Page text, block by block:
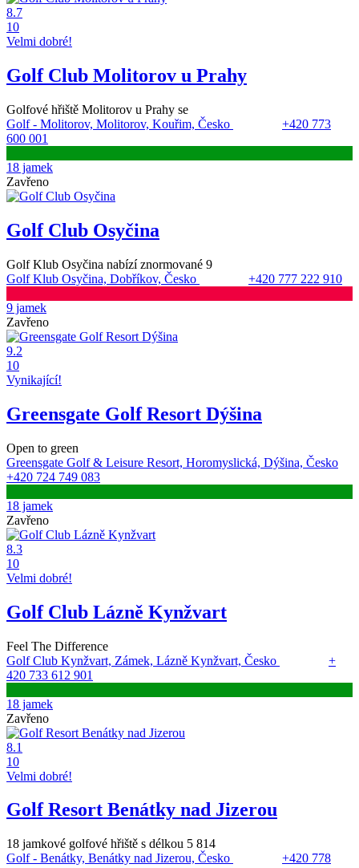
8.7
10
Velmi dobré!
Golf Club Molitorov u Prahy
Golfové hřiště Molitorov u Prahy se
Golf - Molitorov, Molitorov, Kouřim, Česko
+420 773
600 001
18 jamek
Zavřeno
Golf Club Osyčina
Golf Klub Osyčina nabízí znormované 9
Golf Klub Osyčina, Dobříkov, Česko
+420 777 222 910
9 jamek
Zavřeno
9.2
10
Vynikající!
Greensgate Golf Resort Dýšina
Open to green
Greensgate Golf & Leisure Resort, Horomyslická, Dýšina, Česko
+420 724 749 083
18 jamek
Zavřeno
8.3
10
Velmi dobré!
Golf Club Lázně Kynžvart
Feel The Difference
Golf Club Kynžvart, Zámek, Lázně Kynžvart, Česko
+
420 733 612 901
18 jamek
Zavřeno
8.1
10
Velmi dobré!
Golf Resort Benátky nad Jizerou
18 jamkové golfové hřiště s délkou 5 814
Golf - Benátky, Benátky nad Jizerou, Česko
+420 778